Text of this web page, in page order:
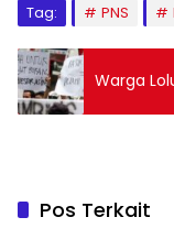
Tag: PNS
Warga
Pos Terkait